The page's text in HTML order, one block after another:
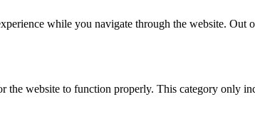
while you navigate through the website. Out
the website to function properly. This category only